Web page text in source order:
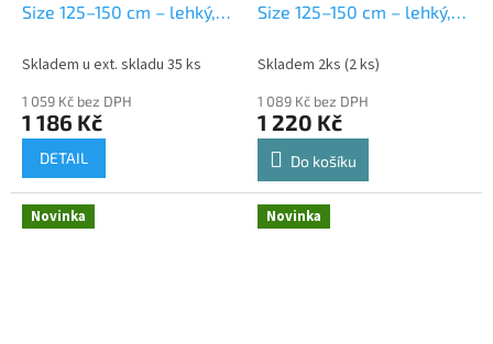
Size 125–150 cm – lehký,
Skladem u ext. skladu 35 ks
1 059 Kč bez DPH
1 186 Kč
DETAIL
Size 125–150 cm – lehký,
Skladem 2ks (2 ks)
1 089 Kč bez DPH
1 220 Kč
Do košíku
Novinka Novinka